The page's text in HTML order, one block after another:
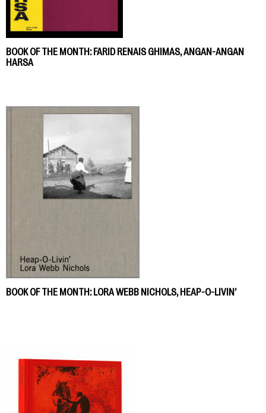
BOOK OF THE MONTH: FARID RENAIS GHIMAS, ANGAN-ANGAN
HARSA
BOOK OF THE MONTH: LORA WEBB NICHOLS, HEAP-O-LIVIN’